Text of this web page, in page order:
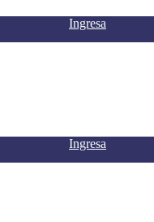
Ingresa
Ingresa